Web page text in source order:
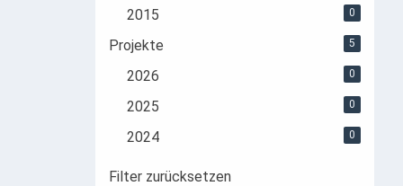
2015 0
Projekte 5
2026 0
2025 0
2024 0
Filter zurücksetzen